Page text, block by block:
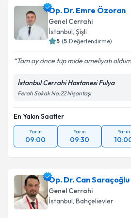
Op. Dr. Emre Özoran
Genel Cerrahi
İstanbul, Şişli
5 (5 Değerlendirme)
Tam ay önce tüp mide ameliyatı
İstanbul Cerrahi Hastanesi Fulya
Ferah Sokak No:22 Nişantaşı
En Yakın Saatler
Yarın
09:00
Yarın
09:30
Yarın
Op. Dr. Can Saraçoğlu
Genel Cerrahi
İstanbul, Bahçelievler